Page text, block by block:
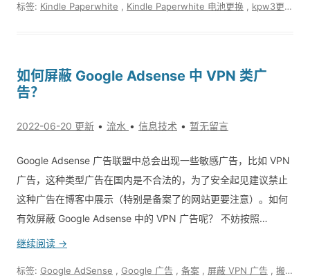
标签: Kindle Paperwhite Kindle Paperwhite 电池更换 kpw3更换电池教程
如何屏蔽 Google Adsense 中 VPN 类广
告？
2022-06-20 更新 流水 信息技术 暂无留言
Google Adsense 广告联盟中总会出现一些敏感广告，比如 VPN
广告，这种类型广告在国内是不合法的，为了安全起见建议禁止
这种广告在博客中展示（特别是备案了的网站更要注意）。如何
有效屏蔽 Google Adsense 中的 VPN 广告呢？ 不妨按照…
继续阅读 →
标签: Google AdSense Google 广告 备案 屏蔽 VPN 广告 搬运工